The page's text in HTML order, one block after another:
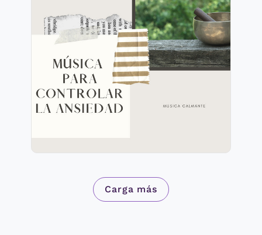
Música para Controlar la
Ansiedad
Información
Jugar
Carga más